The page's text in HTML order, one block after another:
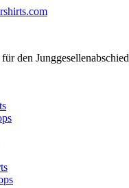
den Junggesellenabschied